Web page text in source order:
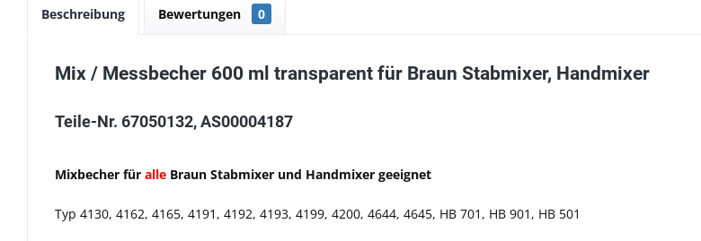
Beschreibung Bewertungen 0
Mix / Messbecher 600 ml transparent für Braun Stabmixer, Handmixer
Teile-Nr. 67050132, AS00004187
Mixbecher für alle Braun Stabmixer und Handmixer geeignet
Typ 4130, 4162, 4165, 4191, 4192, 4193, 4199, 4200, 4644, 4645, HB 701, HB 901, HB 501